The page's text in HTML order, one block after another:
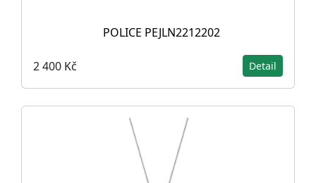
POLICE PEJLN2212202
2 400 Kč Detail